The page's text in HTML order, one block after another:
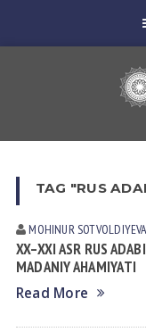
TAG "RUS
MOHINUR SOTVOLDIYEVA
XX–XXI ASR RUS
MADANIY AHAMIYATI
Read More